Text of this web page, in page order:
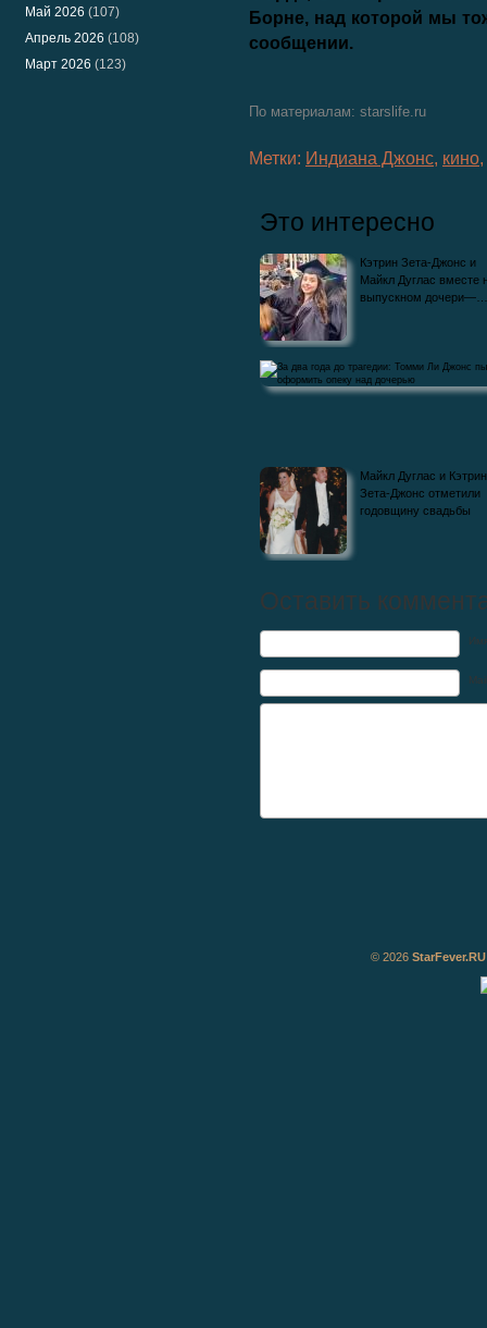
Май 2026 (107)
Апрель 2026 (108)
Март 2026 (123)
Борне, над которой мы
сообщении.
По материалам: starslife.ru
Метки: Индиана Джонс, кино,
Это интересно
Кэтрин Зета-Джонс и
Майкл Дуглас вместе
выпускном дочери—…
За два года до трагедии: Томми Ли
пытался оформить опеку над
Майкл Дуглас и Кэтрин
Зета-Джонс отметили
годовщину свадьбы
Оставить
© 2026 StarFever.RU